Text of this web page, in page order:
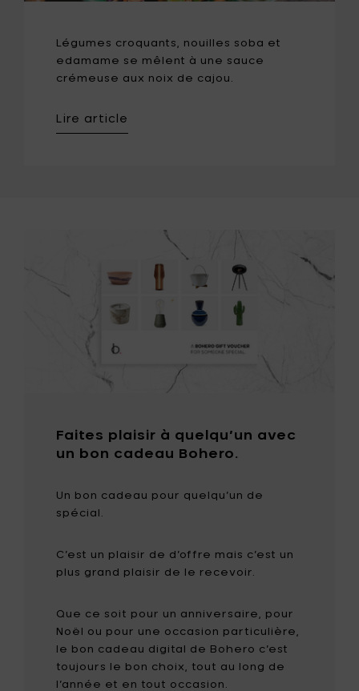
Légumes croquants, nouilles soba et
edamame se mêlent à une sauce
crémeuse aux noix de cajou.
Lire article
Faites plaisir à quelqu’un avec
un bon cadeau Bohero.
Un bon cadeau pour quelqu’un de
spécial.
C’est un plaisir de d’offre mais c’est un
plus grand plaisir de le recevoir.
Que ce soit pour un anniversaire, pour
Noël ou pour une occasion particulière,
le bon cadeau digital de Bohero c’est
toujours le bon choix, tout au long de
l’année et en tout occasion.